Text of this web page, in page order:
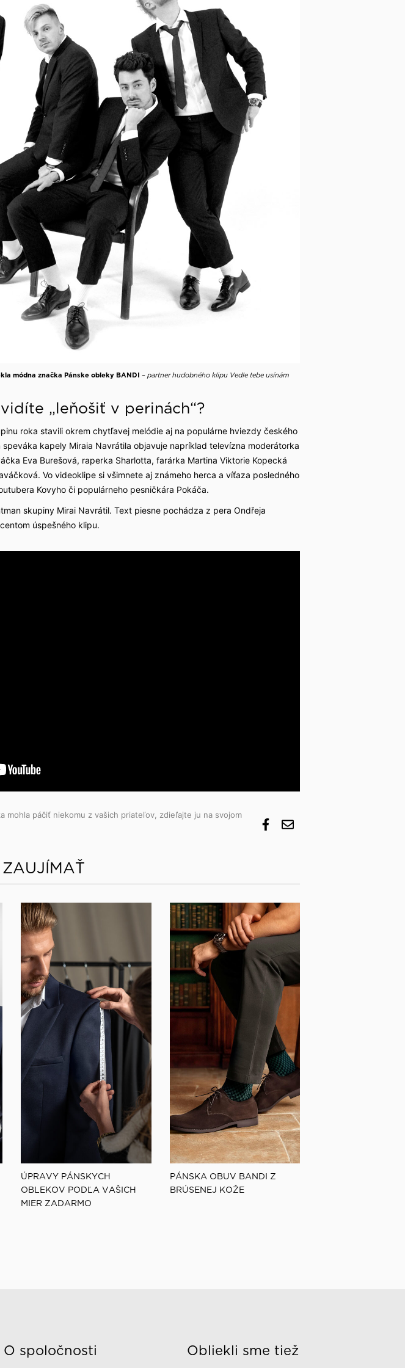
Opasky a traky
Smokingové pásy
Dáždniky
módna značka Pánske obleky BANDI – partner hudobného klipu Vedle tebe usínám
„leňošiť v perinách“?
roka stavili okrem chytľavej melódie aj na populárne hviezdy českého
kapely Miraia Navrátila objavuje napríklad televízna moderátorka
Eva Burešová, raperka Sharlotta, farárka Martina Viktorie Kopecká
Vo videoklipe si všimnete aj známeho herca a víťaza posledného
Kovyho či populárneho pesničkára Pokáča.
skupiny Mirai Navrátil. Text piesne pochádza z pera Ondřeja
úspešného klipu.
mohla páčiť niekomu z vašich priateľov, zdieľajte ju na svojom
ÚPRAVY PÁNSKYCH
OBLEKOV PODĽA VAŠICH
MIER ZADARMO
PÁNSKA OBUV BANDI Z
BRÚSENEJ KOŽE
O spoločnosti Obliekli sme tiež